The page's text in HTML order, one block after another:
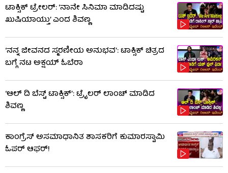
ಟಾಕ್ಸಿಕ್ ಟ್ರೇಲರ್​: ‘ನಾನೇ ಸಿನಿಮಾ ಮಾಡಿದಷ್ಟು
ಖುಷಿಯಾಯ್ತು’ ಎಂದ ಶಿವಣ್ಣ
‘ನನ್ನ ಜೀವನದ ಸ್ಮರಣೀಯ ಅನುಭವ’: ಟಾಕ್ಸಿಕ್ ಚಿತ್ರದ
ಬಗ್ಗೆ ನಟ ಅಕ್ಷಯ್ ಓಬೆರಾ
‘ಆಲ್​ ದಿ ಬೆಸ್ಟ್​ ಟಾಕ್ಸಿಕ್’: ಟ್ರೈಲರ್​ ಲಾಂಚ್ ಮಾಡಿದ
ಶಿವಣ್ಣ
ಕಾಂಗ್ರೆಸ್ ಅಸಮಾಧಾನಿತ ಶಾಸಕರಿಗೆ ಕುಮಾರಸ್ವಾಮಿ
ಓಪರ್ ಆಫರ್!